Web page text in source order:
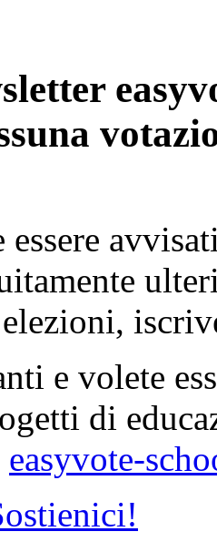
essere
e volete
di
easyvote-